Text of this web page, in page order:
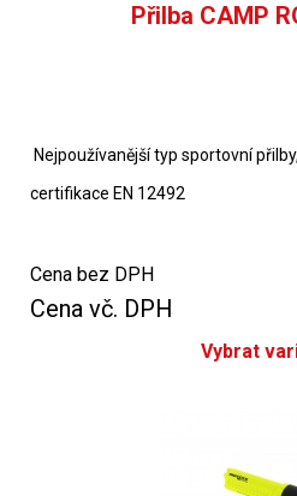
Přilba CAMP
Nejpoužívanější typ sportovní
certifikace EN 12492
Cena bez DPH
Cena vč. DPH
Vybrat